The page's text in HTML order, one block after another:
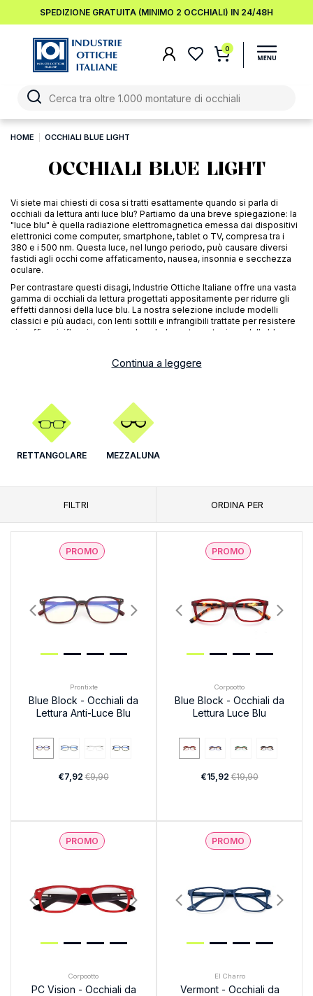
SPEDIZIONE GRATUITA (MINIMO 2 OCCHIALI) IN 24/48H
0
HOME OCCHIALI BLUE LIGHT
OCCHIALI BLUE LIGHT
Vi siete mai chiesti di cosa si tratti esattamente quando si parla di
occhiali da lettura anti luce blu? Partiamo da una breve spiegazione: la
"luce blu" è quella radiazione elettromagnetica emessa dai dispositivi
elettronici come computer, smartphone, tablet o TV, compresa tra i
380 e i 500 nm. Questa luce, nel lungo periodo, può causare diversi
fastidi agli occhi come affaticamento, nausea, insonnia e secchezza
oculare.
Per contrastare questi disagi, Industrie Ottiche Italiane offre una vasta
gamma di occhiali da lettura progettati appositamente per ridurre gli
effetti dannosi della luce blu. La nostra selezione include modelli
classici e più audaci, con lenti sottili e infrangibili trattate per resistere
ai graffi e ai riflessi, assicurando un'adeguata protezione dalla blue
Attualmente, sul nostro sito troverete prodotti anti luce blu di marchi
+0,00, ideali per bambini e ragazzi che non necessitano di occhiali da
lettura per presbiopia ma che praticano attività di gaming o che
utilizzano tablet o altri dispositivi.
Continua a leggere
RETTANGOLARE MEZZALUNA
FILTRI ORDINA PER
PROMO
Prontixte
Blue Block - Occhiali da
Lettura Anti-Luce Blu
€7,92€9,90
PROMO
Corpootto
Blue Block - Occhiali da
Lettura Luce Blu
€15,92€19,90
PROMO
Corpootto
PC Vision - Occhiali da
PROMO
El Charro
Vermont - Occhiali da